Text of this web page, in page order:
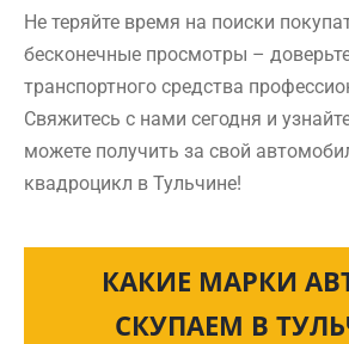
Не теряйте время на поиски
бесконечные просмотры –
транспортного средства
Свяжитесь с нами сегодня и
можете получить за свой
квадроцикл в Тульчине!
КАКИЕ МАРКИ
СКУПАЕМ В